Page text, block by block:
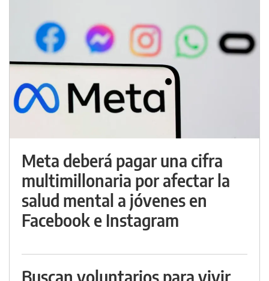
Meta deberá pagar una cifra
multimillonaria por afectar la
salud mental a jóvenes en
Facebook e Instagram
Buscan voluntarios para vivir